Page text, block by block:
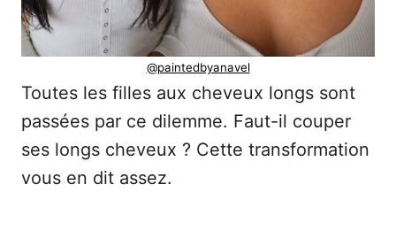
@paintedbyanavel
Toutes les filles aux cheveux longs sont
passées par ce dilemme. Faut-il couper
ses longs cheveux ? Cette transformation
vous en dit assez.